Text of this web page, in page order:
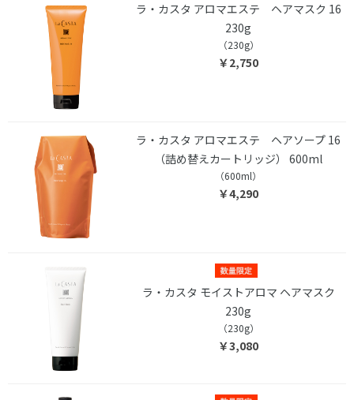
ラ・カスタ アロマエステ ヘアマスク 16
230g
（230g）
￥2,750
ラ・カスタ アロマエステ ヘアソープ 16
（詰め替えカートリッジ） 600ml
（600ml）
￥4,290
ラ・カスタ モイストアロマ ヘアマスク
230g
（230g）
￥3,080